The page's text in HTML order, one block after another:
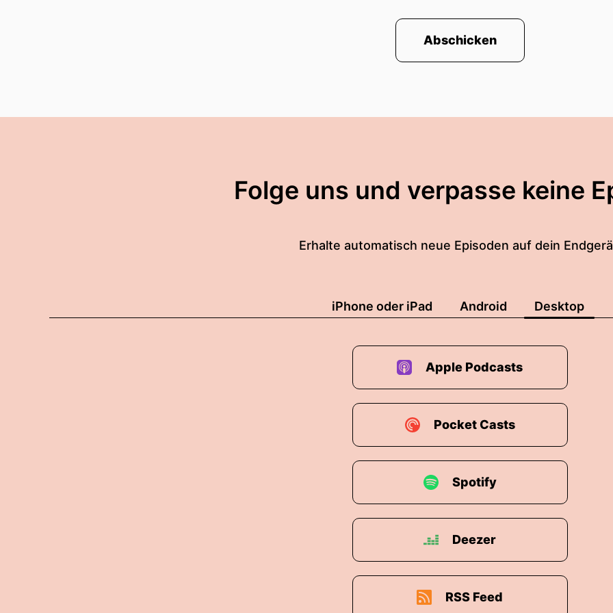
Abschicken
Folge uns und verpasse keine
Erhalte automatisch neue Episoden auf dein
iPhone oder iPad Android Desktop
Apple Podcasts
Pocket Casts
Spotify
Deezer
RSS Feed